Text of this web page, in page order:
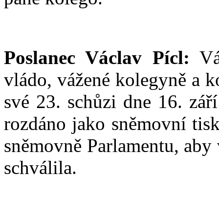
Poslanec Václav Pícl:
vládo, vážené kolegyně a
své 23. schůzi dne 16.
rozdáno jako sněmovní
sněmovně Parlamentu,
schválila.